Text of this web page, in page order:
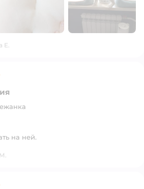
E.
на ней.